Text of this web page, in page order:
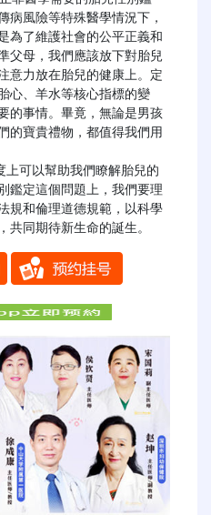
病風險等特殊醫學情況下，
為了維護社會的公平正義和
父母，我們應該放下對胎兒
意力放在胎兒的健康上。定
心、羊水等核心指標的變
的事情。畢竟，無論是男孩
的寶貴禮物，都值得我們用
鑑定這個問題上，我們要理
規和倫理道德規範，以科學
共同期待新生命的誕生。